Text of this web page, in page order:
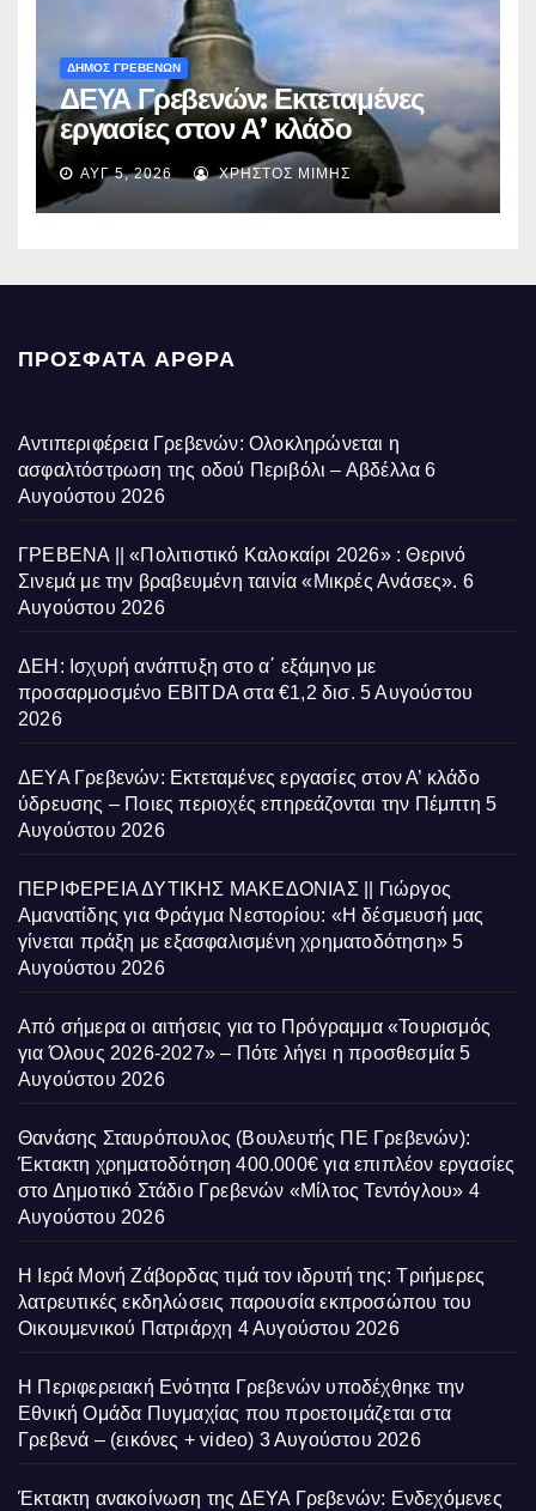
ΔΗΜΟΣ ΓΡΕΒΕΝΩΝ
ΔΕΥΑ Γρεβενών: Εκτεταμένες
εργασίες στον Α’ κλάδο
ύδρευσης – Ποιες περιοχές
επηρεάζονται την Πέμπτη
ΑΥΓ 5, 2026 ΧΡΉΣΤΟΣ ΜΊΜΗΣ
ΠΡΌΣΦΑΤΑ ΆΡΘΡΑ
Αντιπεριφέρεια Γρεβενών: Ολοκληρώνεται η
ασφαλτόστρωση της οδού Περιβόλι – Αβδέλλα 6
Αυγούστου 2026
ΓΡΕΒΕΝΑ || «Πολιτιστικό Καλοκαίρι 2026» : Θερινό
Σινεμά με την βραβευμένη ταινία «Μικρές Ανάσες». 6
Αυγούστου 2026
ΔΕΗ: Ισχυρή ανάπτυξη στο α΄ εξάμηνο με
προσαρμοσμένο EBITDA στα €1,2 δισ. 5 Αυγούστου
2026
ΔΕΥΑ Γρεβενών: Εκτεταμένες εργασίες στον Α’ κλάδο
ύδρευσης – Ποιες περιοχές επηρεάζονται την Πέμπτη 5
Αυγούστου 2026
ΠΕΡΙΦΕΡΕΙΑ ΔΥΤΙΚΗΣ ΜΑΚΕΔΟΝΙΑΣ || Γιώργος
Αμανατίδης για Φράγμα Νεστορίου: «Η δέσμευσή μας
γίνεται πράξη με εξασφαλισμένη χρηματοδότηση» 5
Αυγούστου 2026
Από σήμερα οι αιτήσεις για το Πρόγραμμα «Τουρισμός
για Όλους 2026-2027» – Πότε λήγει η προσθεσμία 5
Αυγούστου 2026
Θανάσης Σταυρόπουλος (Βουλευτής ΠΕ Γρεβενών):
Έκτακτη χρηματοδότηση 400.000€ για επιπλέον εργασίες
στο Δημοτικό Στάδιο Γρεβενών «Μίλτος Τεντόγλου» 4
Αυγούστου 2026
Η Ιερά Μονή Ζάβορδας τιμά τον ιδρυτή της: Τριήμερες
λατρευτικές εκδηλώσεις παρουσία εκπροσώπου του
Οικουμενικού Πατριάρχη 4 Αυγούστου 2026
Η Περιφερειακή Ενότητα Γρεβενών υποδέχθηκε την
Εθνική Ομάδα Πυγμαχίας που προετοιμάζεται στα
Γρεβενά – (εικόνες + video) 3 Αυγούστου 2026
Έκτακτη ανακοίνωση της ΔΕΥΑ Γρεβενών: Ενδεχόμενες